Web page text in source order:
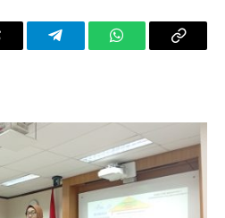
TelegramWhatsAppCopy